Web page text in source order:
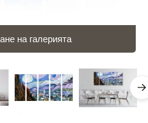
на галерията